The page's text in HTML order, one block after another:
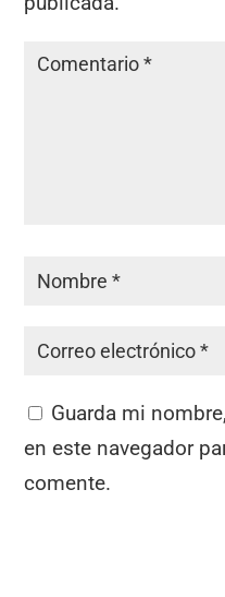
Guarda mi
en este navegador
comente.